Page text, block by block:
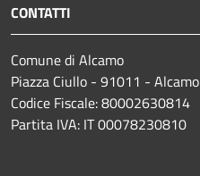
CONTATTI
Comune di Alcamo
Piazza Ciullo - 91011 - Alcamo
Codice Fiscale: 80002630814
Partita IVA: IT 00078230810